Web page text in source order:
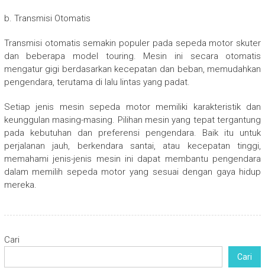
b. Transmisi Otomatis
Transmisi otomatis semakin populer pada sepeda motor skuter
dan beberapa model touring. Mesin ini secara otomatis
mengatur gigi berdasarkan kecepatan dan beban, memudahkan
pengendara, terutama di lalu lintas yang padat.
Setiap jenis mesin sepeda motor memiliki karakteristik dan
keunggulan masing-masing. Pilihan mesin yang tepat tergantung
pada kebutuhan dan preferensi pengendara. Baik itu untuk
perjalanan jauh, berkendara santai, atau kecepatan tinggi,
memahami jenis-jenis mesin ini dapat membantu pengendara
dalam memilih sepeda motor yang sesuai dengan gaya hidup
mereka.
Cari
Cari